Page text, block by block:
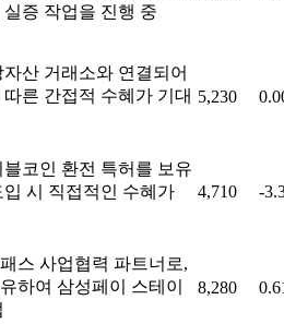
증 작업을 진행 중
산 거래소와 연결되어
른 간접적 수혜가 기대 5,230
코인 환전 특허를 보유
시 직접적인 수혜가
4,710 -
스 사업협력 파트너로,
하여 삼성페이 스테이
8,280